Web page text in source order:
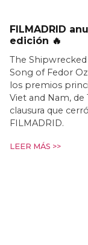
FILMADRID
edición 🔥
The
Song of Fedor
los premios
Viet and Nam,
clausura que
FILMADRID.
LEER MÁS >>